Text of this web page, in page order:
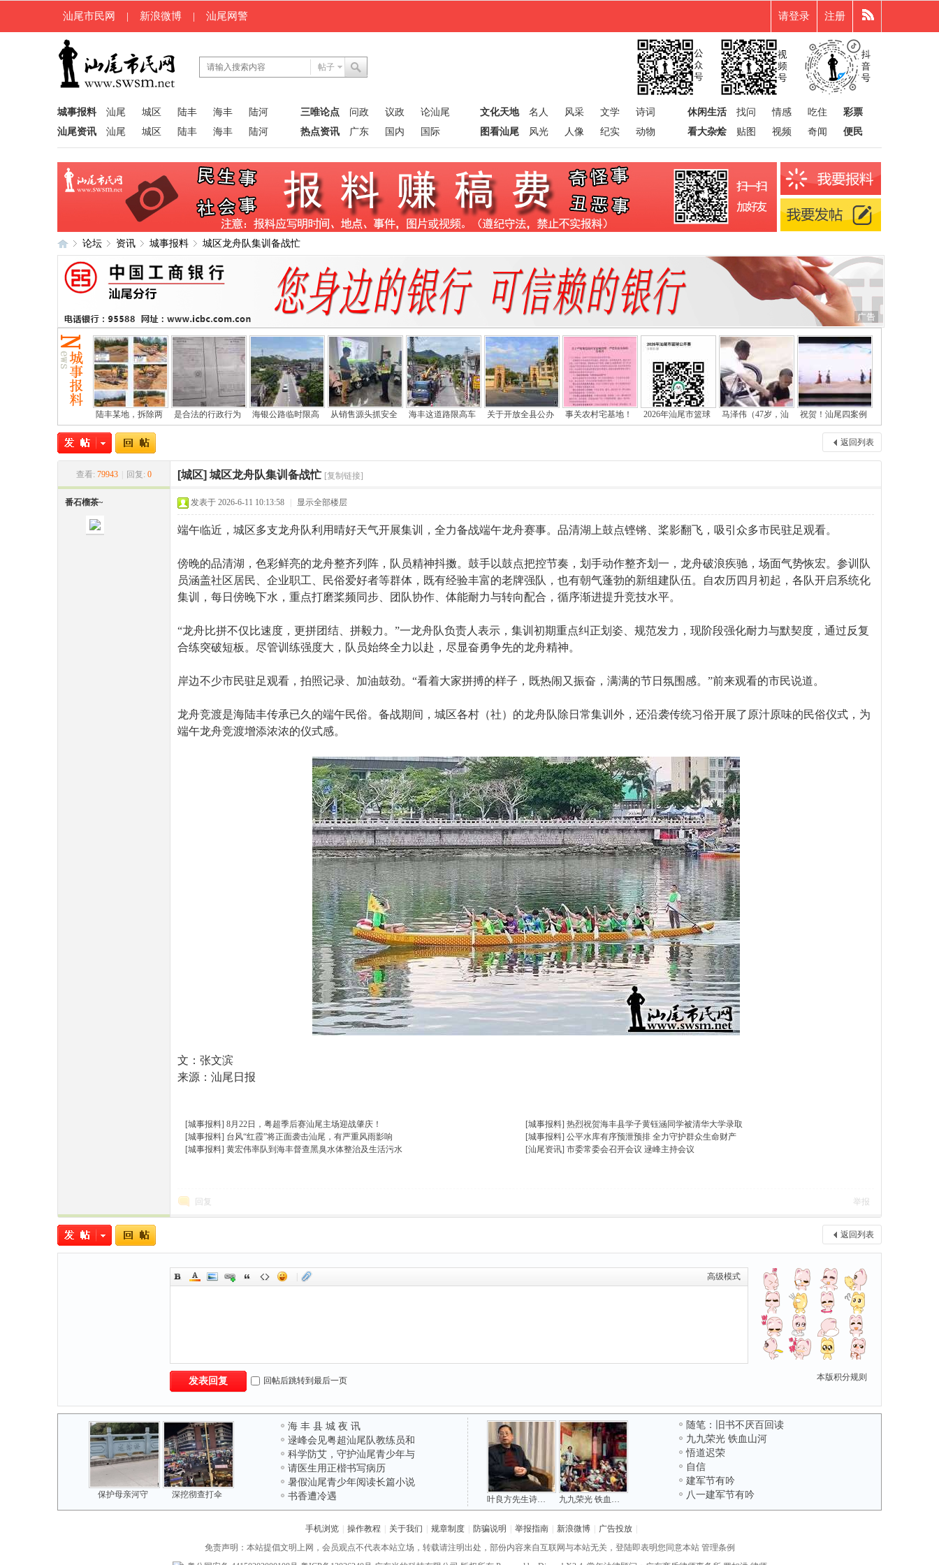
汕尾市民网 | 新浪微博 | 汕尾网警 请登录 注册
帖子
城事报料 汕尾 城区 陆丰 海丰
陆河
汕尾资讯
汕尾 城区 陆丰 海丰 陆河
三唯论点 问政 议政
论汕尾
热点资讯
广东 国内 国际
文化天地 名人 风采 文学
诗词
图看汕尾
风光 人像 纪实 动物
休闲生活 找问 情感 吃住
彩票
看大杂烩
贴图 视频 奇闻 便民
尾
论坛 资讯 城事报料 城区龙舟队集训备战忙
陆丰某地，拆除两 是合法的行政行为 海银公路临时限高 从销售源头抓安全 海丰这道路限高车 关于开放全县公办 事关农村宅基地！ 2026年汕尾市篮球 马泽伟（47岁，汕 祝贺！汕尾四案例
返回列表
查看: 79943 回复: 0 [城区] 城区龙舟队集训备战忙 [复制链接]
番石榴茶~ 发表于 2026-6-11 10:13:58 显示全部楼层
端午临近，城区多支龙舟队利用晴好天气开展集训，全力备战端午龙舟赛事。品清湖上鼓点铿锵、桨影翻飞，吸引众多市民驻足观看。
傍晚的品清湖，色彩鲜亮的龙舟整齐列阵，队员精神抖擞。鼓手以鼓点把控节奏，划手动作整齐划一，龙舟破浪疾驰，场面气势恢宏。参训队
员涵盖社区居民、企业职工、民俗爱好者等群体，既有经验丰富的老牌强队，也有朝气蓬勃的新组建队伍。自农历四月初起，各队开启系统化
集训，每日傍晚下水，重点打磨桨频同步、团队协作、体能耐力与转向配合，循序渐进提升竞技水平。
“龙舟比拼不仅比速度，更拼团结、拼毅力。”一龙舟队负责人表示，集训初期重点纠正划姿、规范发力，现阶段强化耐力与默契度，通过反复
合练突破短板。尽管训练强度大，队员始终全力以赴，尽显奋勇争先的龙舟精神。
岸边不少市民驻足观看，拍照记录、加油鼓劲。“看着大家拼搏的样子，既热闹又振奋，满满的节日氛围感。”前来观看的市民说道。
龙舟竞渡是海陆丰传承已久的端午民俗。备战期间，城区各村（社）的龙舟队除日常集训外，还沿袭传统习俗开展了原汁原味的民俗仪式，为
端午龙舟竞渡增添浓浓的仪式感。
文：张文滨
来源：汕尾日报
[城事报料] 8月22日，粤超季后赛汕尾主场迎战肇庆！
[城事报料] 台风“红霞”将正面袭击汕尾，有严重风雨影响
[城事报料] 黄宏伟率队到海丰督查黑臭水体整治及生活污水
[城事报料] 热烈祝贺海丰县学子黄钰涵同学被清华大学录取
[城事报料] 公平水库有序预泄预排 全力守护群众生命财产
[汕尾资讯] 市委常委会召开会议 逯峰主持会议
回复 举报
返回列表
高级模式
本版积分规则
发表回复 回帖后跳转到最后一页
保护母亲河守 深挖彻查打伞
海 丰 县 城 夜 讯
逯峰会见粤超汕尾队教练员和
科学防艾，守护汕尾青少年与
请医生用正楷书写病历
暑假汕尾青少年阅读长篇小说
书香遭冷遇
叶良方先生诗词精选 ——吟韵长怀海陆丰(五 九九荣光 铁血山河
随笔：旧书不厌百回读
九九荣光 铁血山河
悟道迟荣
自信
建军节有吟
八一建军节有吟
手机浏览 操作教程 关于我们 规章制度 防骗说明 举报指南 新浪微博 广告投放
免责声明：本站提倡文明上网，会员观点不代表本站立场，转载请注明出处，部份内容来自互联网与本站无关，登陆即表明您同意本站 管理条例